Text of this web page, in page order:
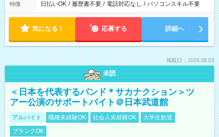
特徴 日払いOK / 履歴書不要 / 電話対応なし / パソコンスキル不要
気になる！ 応募する 詳細へ
掲載日：2026.08.03
未読
＜日本を代表するバンド＊サカナクション＞ツ
アー公演のサポートバイト＠日本武道館
アルバイト 職種未経験OK 社会人未経験OK
大学生歓迎
ブランクOK